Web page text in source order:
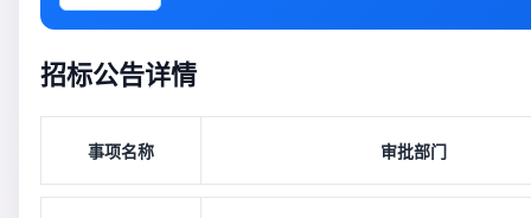
招标公告详情
事项名称 审批部门